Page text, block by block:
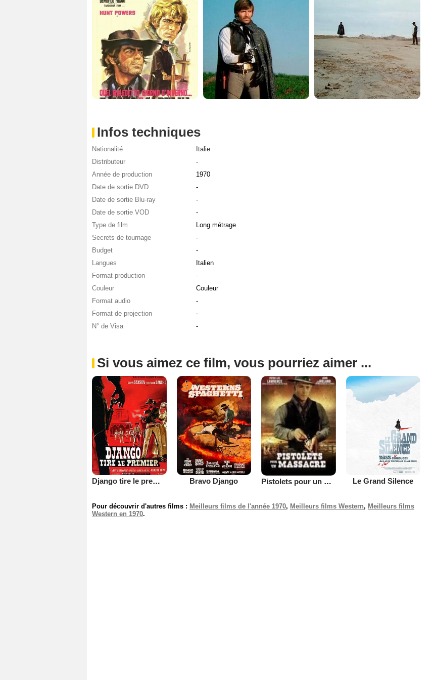
Infos techniques
Nationalité
Italie
Distributeur
-
Année de production
1970
Date de sortie DVD
-
Date de sortie Blu-ray
-
Date de sortie VOD
-
Type de film
Long métrage
Secrets de tournage
-
Budget
-
Langues
Italien
Format production
-
Couleur
Couleur
Format audio
-
Format de projection
-
N° de Visa
-
Si vous aimez ce film, vous pourriez aimer ...
Django tire le premier Bravo Django Pistolets pour un Massacre Le Grand Silence
Pour découvrir d'autres films : Meilleurs films de l'année 1970, Meilleurs films Western, Meilleurs films
Western en 1970.